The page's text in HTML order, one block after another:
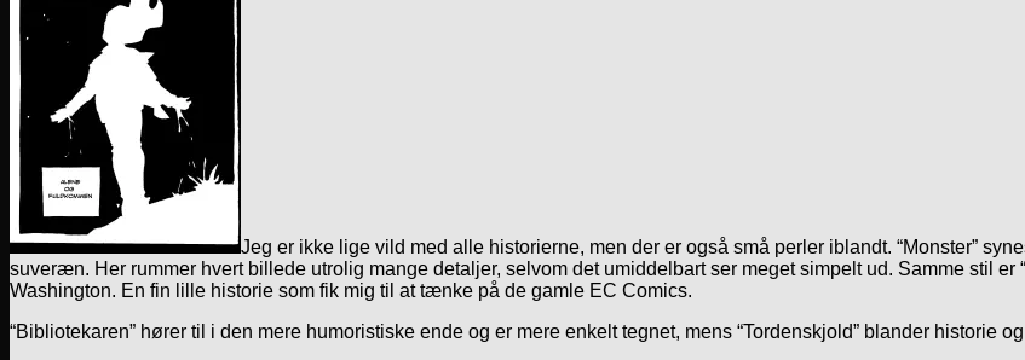
Jeg er ikke lige vild med alle historierne, men der er også små perler iblandt. “Monster”
suveræn. Her rummer hvert billede utrolig mange detaljer, selvom det umiddelbart ser meget simpelt ud. Samme stil er
Washington. En fin lille historie som fik mig til at tænke på de gamle EC Comics.
“Bibliotekaren” hører til i den mere humoristiske ende og er mere enkelt tegnet, mens “Tordenskjold” blander historie